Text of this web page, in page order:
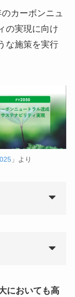
カーボンニュ
の実現に向け
な施策を実行
」より
においても高